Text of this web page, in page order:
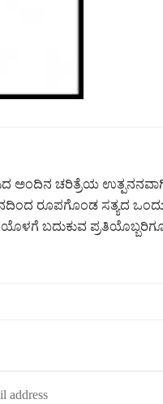
ಚರಿತ್ರೆಯ
ರೂಪಗೊಂಡ ಸತ್ಯದ
ಬದುಕುವ ಪ್ರತಿಯೊಬ್ಬರಿಗೂ